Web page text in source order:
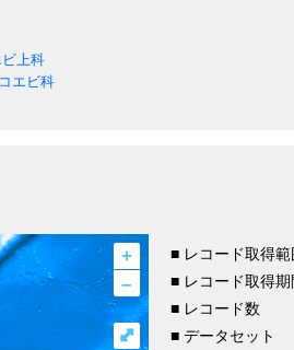
上科
エビ科
+
–
⤢
■ レコード取得範
■ レコード取得期
■ レコード数
■ データセット